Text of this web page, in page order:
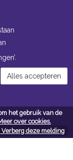
het gebruik van de
over cookies.
Verberg deze melding
Alles accepteren